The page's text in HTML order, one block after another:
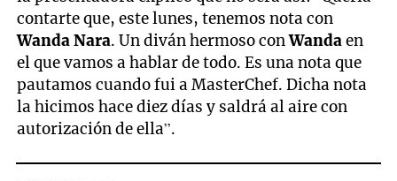
contarte que, este lunes, tenemos nota con
Wanda Nara. Un diván hermoso conWandaen
el que vamos a hablar de todo. Es una nota que
pautamos cuando fui a MasterChef. Dicha nota
la hicimos hace diez días y saldrá al aire con
autorización de ella”.